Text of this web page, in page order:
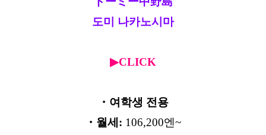
도미 나카노시마
▶CLICK
・여학생 전용
・월세: 106,200엔~